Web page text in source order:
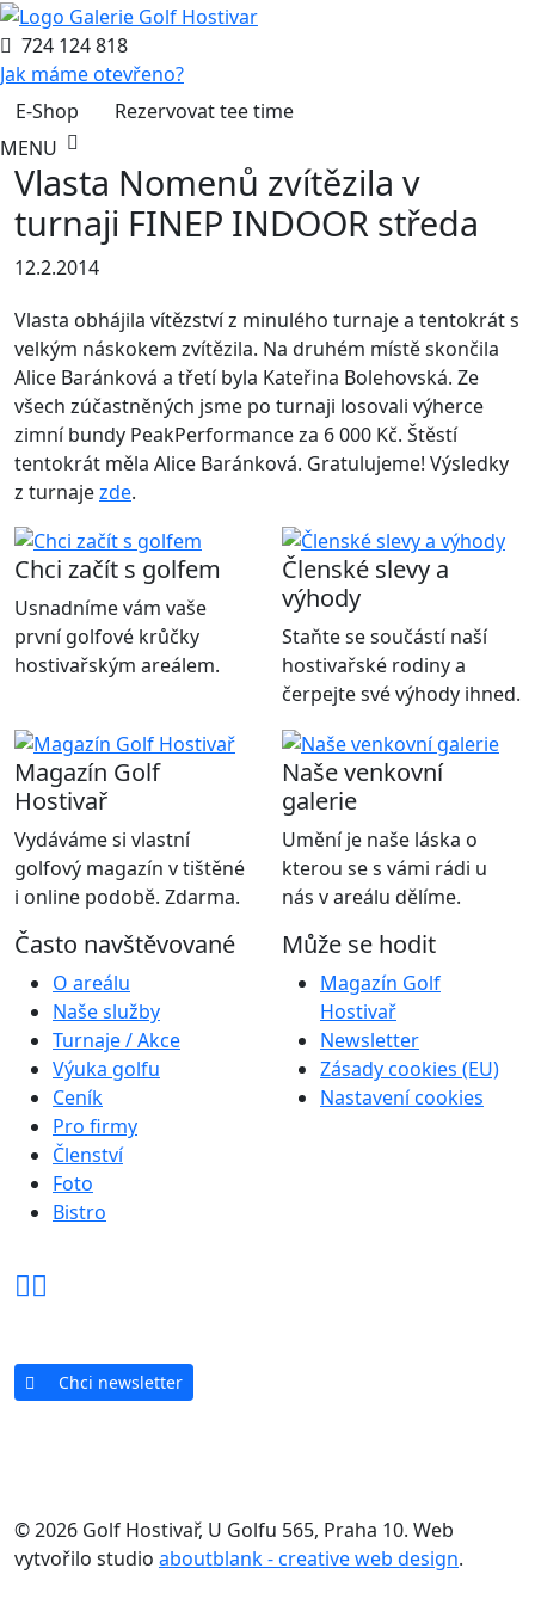
724 124 818
Jak máme otevřeno?
E-Shop
Rezervovat tee time
MENU
Vlasta Nomenů zvítězila v
turnaji FINEP INDOOR středa
12.2.2014
Vlasta obhájila vítězství z minulého turnaje a tentokrát s
velkým náskokem zvítězila. Na druhém místě skončila
Alice Baránková a třetí byla Kateřina Bolehovská. Ze
všech zúčastněných jsme po turnaji losovali výherce
zimní bundy PeakPerformance za 6 000 Kč. Štěstí
tentokrát měla Alice Baránková. Gratulujeme! Výsledky
z turnajezde.
Chci začít s golfem
Usnadníme vám vaše
první golfové krůčky
hostivařským areálem.
Členské slevy a
výhody
Staňte se součástí naší
hostivařské rodiny a
čerpejte své výhody ihned.
Magazín Golf
Hostivař
Vydáváme si vlastní
golfový magazín v tištěné
i online podobě. Zdarma.
Naše venkovní
galerie
Umění je naše láska o
kterou se s vámi rádi u
nás v areálu dělíme.
Často navštěvované
O areálu
Naše služby
Turnaje / Akce
Výuka golfu
Ceník
Pro firmy
Členství
Foto
Bistro
Může se hodit
Magazín Golf
Hostivař
Newsletter
Zásady cookies (EU)
Nastavení cookies
Chci newsletter
© 2026 Golf Hostivař, U Golfu 565, Praha 10. Web
vytvořilo studio aboutblank - creative web design.